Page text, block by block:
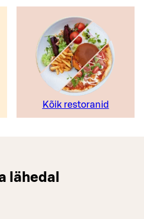
Kõik restoranid
lähedal